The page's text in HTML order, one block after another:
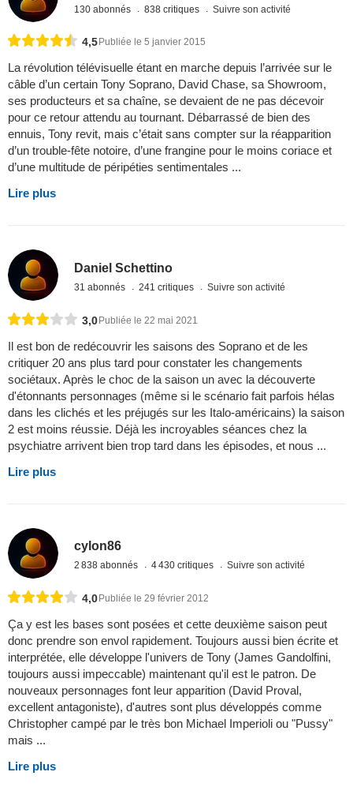
130 abonnés 838 critiques Suivre son activité
4,5 Publiée le 5 janvier 2015
La révolution télévisuelle étant en marche depuis l’arrivée sur le
câble d’un certain Tony Soprano, David Chase, sa Showroom,
ses producteurs et sa chaîne, se devaient de ne pas décevoir
pour ce retour attendu au tournant. Débarrassé de bien des
ennuis, Tony revit, mais c’était sans compter sur la réapparition
d’un trouble-fête notoire, d’une frangine pour le moins coriace et
d’une multitude de péripéties sentimentales ...
Lire plus
Daniel Schettino
31 abonnés 241 critiques Suivre son activité
3,0Publiée le 22 mai 2021
Il est bon de redécouvrir les saisons des Soprano et de les
critiquer 20 ans plus tard pour constater les changements
sociétaux. Après le choc de la saison un avec la découverte
d'étonnants personnages (même si le scénario fait parfois hélas
dans les clichés et les préjugés sur les Italo-américains) la saison
2 est moins réussie. Déjà les incroyables séances chez la
psychiatre arrivent bien trop tard dans les épisodes, et nous ...
Lire plus
cylon86
2 838 abonnés 4 430 critiques Suivre son activité
4,0Publiée le 29 février 2012
Ça y est les bases sont posées et cette deuxième saison peut
donc prendre son envol rapidement. Toujours aussi bien écrite et
interprétée, elle développe l'univers de Tony (James Gandolfini,
toujours aussi impeccable) maintenant qu'il est le patron. De
nouveaux personnages font leur apparition (David Proval,
excellent antagoniste), d'autres sont plus développés comme
Christopher campé par le très bon Michael Imperioli ou "Pussy"
mais ...
Lire plus